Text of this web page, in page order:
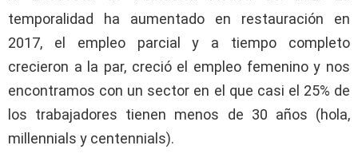
temporalidad ha aumentado en restauración en
2017, el empleo parcial y a tiempo completo
crecieron a la par, creció el empleo femenino y nos
encontramos con un sector en el que casi el 25% de
los trabajadores tienen menos de 30 años (hola,
millennials y centennials).